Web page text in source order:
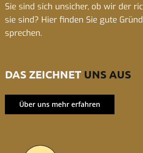
Sie sind sich unsicher, ob wir der
sie sind? Hier finden Sie gute
sprechen.
DAS ZEICHNET UNS AUS
Über uns mehr erfahren